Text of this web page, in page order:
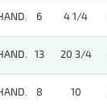
6 4 1/4
13 20 3/4
8 10